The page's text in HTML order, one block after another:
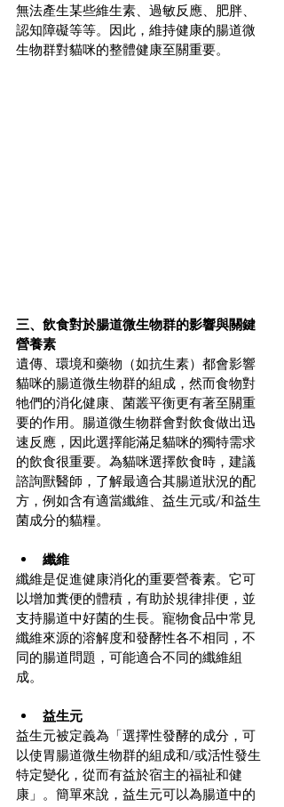
無法產生某些維生素、過敏反應、肥胖、
認知障礙等等。因此，維持健康的腸道微
生物群對貓咪的整體健康至關重要。
三、飲食對於腸道微生物群的影響與關鍵
營養素
遺傳、環境和藥物（如抗生素）都會影響
貓咪的腸道微生物群的組成，然而食物對
牠們的消化健康、菌叢平衡更有著至關重
要的作用。腸道微生物群會對飲食做出迅
速反應，因此選擇能滿足貓咪的獨特需求
的飲食很重要。為貓咪選擇飲食時，建議
諮詢獸醫師，了解最適合其腸道狀況的配
方，例如含有適當纖維、益生元或/和益生
菌成分的貓糧。
纖維
纖維是促進健康消化的重要營養素。它可
以增加糞便的體積，有助於規律排便，並
支持腸道中好菌的生長。寵物食品中常見
纖維來源的溶解度和發酵性各不相同，不
同的腸道問題，可能適合不同的纖維組
成。
益生元
益生元被定義為「選擇性發酵的成分，可
以使胃腸道微生物群的組成和/或活性發生
特定變化，從而有益於宿主的福祉和健
康」。簡單來說，益生元可以為腸道中的